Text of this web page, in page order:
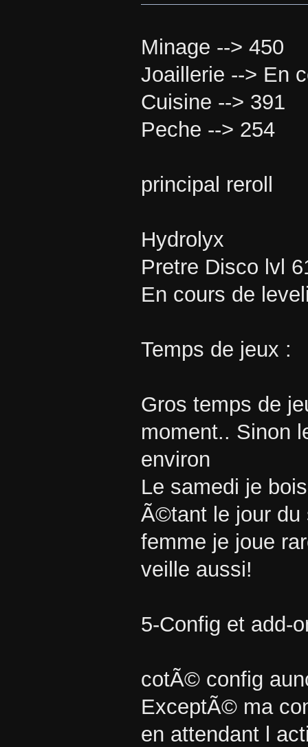
Minage --> 450
Joaillerie --> En
Cuisine --> 391
Peche --> 254
principal reroll
Hydrolyx
Pretre Disco lvl
En cours de
Temps de jeux :
Gros temps de
moment.. Sinon
environ
Le samedi je
Ã©tant le jour du
femme je joue
veille aussi!
5-Config et add-
cotÃ© config
ExceptÃ© ma
en attendant l